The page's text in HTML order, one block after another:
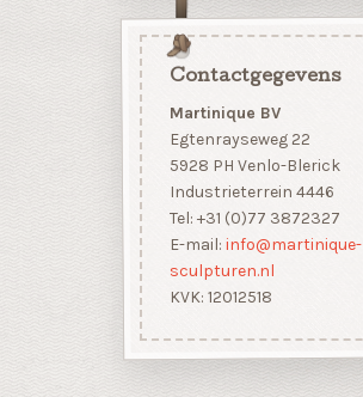
Contactgegevens
Martinique BV
Egtenrayseweg 22
5928 PH Venlo-Blerick
Industrieterrein 4446
Tel: +31 (0)77 3872327
E-mail: info@martinique-
sculpturen.nl
KVK: 12012518